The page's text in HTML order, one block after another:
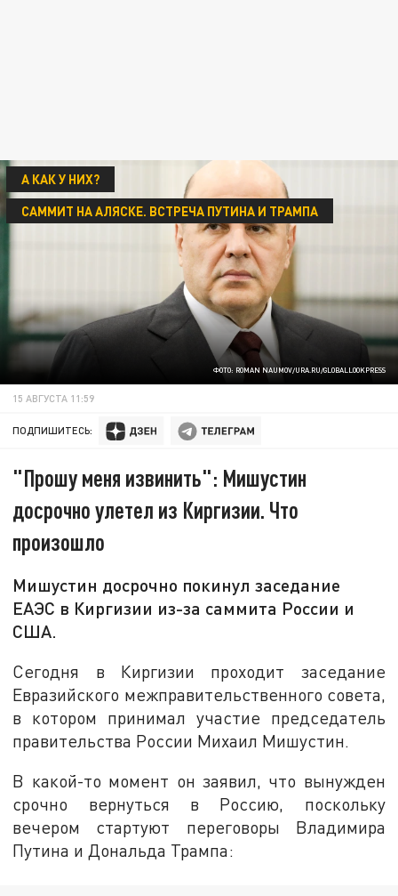
ФОТО: ROMAN NAUMOV/URA.RU/GLOBALLOOKPRESS
А КАК У НИХ?
САММИТ НА АЛЯСКЕ. ВСТРЕЧА ПУТИНА И ТРАМПА
15 АВГУСТА 11:59
ПОДПИШИТЕСЬ:
"Прошу меня извинить": Мишустин
досрочно улетел из Киргизии. Что
произошло
Мишустин досрочно покинул заседание
ЕАЭС в Киргизии из-за саммита России и
США.
Сегодня в Киргизии проходит заседание
Евразийского межправительственного совета,
в котором принимал участие председатель
правительства России Михаил Мишустин.
В какой-то момент он заявил, что вынужден
срочно вернуться в Россию, поскольку
вечером стартуют переговоры Владимира
Путина и Дональда Трампа: